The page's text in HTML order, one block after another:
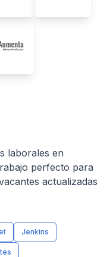
laborales en
perfecto para
actualizadas
Jenkins